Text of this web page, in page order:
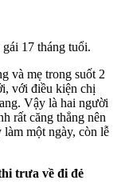
17 tháng tuổi.
và mẹ trong suốt 2
với điều kiện chị
Vậy là hai người
rất căng thẳng nên
một ngày, còn lễ
trưa về đi đẻ